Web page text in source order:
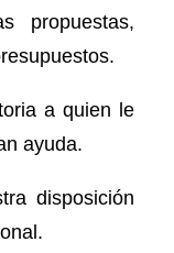
propuestas,
a quien le
ayuda.
disposición